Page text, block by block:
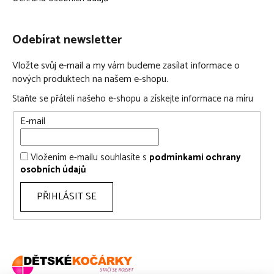
Odebírat newsletter
Vložte svůj e-mail a my vám budeme zasílat informace o
nových produktech na našem e-shopu.
Staňte se přáteli našeho e-shopu a získejte informace na míru
E-mail
Vložením e-mailu souhlasíte s podmínkami ochrany
osobních údajů
PŘIHLÁSIT SE